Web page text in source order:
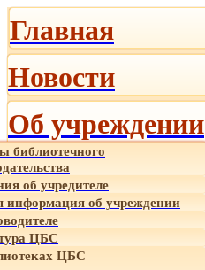
Главная
Новости
Об учреждении
библиотечного
об учредителе
об учреждении
ЦБС
ЦБС